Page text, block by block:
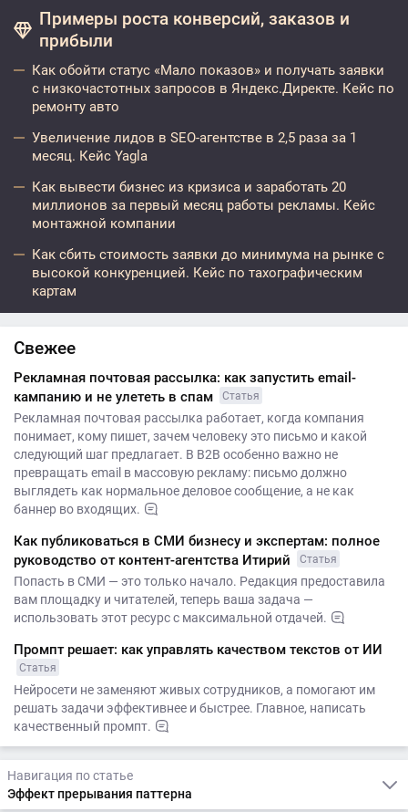
Примеры роста конверсий, заказов и
прибыли
Как обойти статус «Мало показов» и получать заявки
с низкочастотных запросов в Яндекс.Директе. Кейс по
ремонту авто
Увеличение лидов в SEO-агентстве в 2,5 раза за 1
месяц. Кейс Yagla
Как вывести бизнес из кризиса и заработать 20
миллионов за первый месяц работы рекламы. Кейс
монтажной компании
Как сбить стоимость заявки до минимума на рынке с
высокой конкуренцией. Кейс по тахографическим
картам
Свежее
Рекламная почтовая рассылка: как запустить email-
кампанию и не улететь в спам
Статья
Рекламная почтовая рассылка работает, когда компания
понимает, кому пишет, зачем человеку это письмо и какой
следующий шаг предлагает. В B2B особенно важно не
превращать email в массовую рекламу: письмо должно
выглядеть как нормальное деловое сообщение, а не как
баннер во входящих.
Как публиковаться в СМИ бизнесу и экспертам: полное
руководство от контент-агентства Итирий
Статья
Попасть в СМИ — это только начало. Редакция предоставила
вам площадку и читателей, теперь ваша задача —
использовать этот ресурс с максимальной отдачей.
Промпт решает: как управлять качеством текстов от ИИ
Статья
Нейросети не заменяют живых сотрудников, а помогают им
решать задачи эффективнее и быстрее. Главное, написать
качественный промпт.
Навигация по статье
Эффект прерывания паттерна